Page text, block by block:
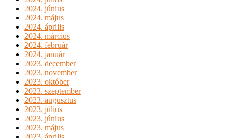
2024. június
2024. május
2024. április
2024. március
2024. február
2024. január
2023. december
2023. november
2023. október
2023. szeptember
2023. augusztus
2023. július
2023. június
2023. május